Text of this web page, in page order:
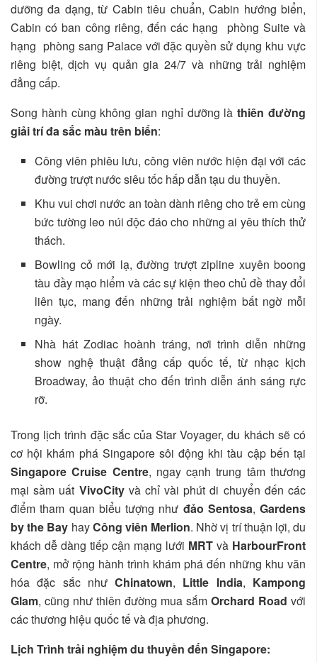
dưỡng đa dạng, từ Cabin tiêu chuẩn, Cabin hướng biển,
Cabin có ban công riêng, đến các hạng phòng Suite và
hạng phòng sang Palace với đặc quyền sử dụng khu vực
riêng biệt, dịch vụ quản gia 24/7 và những trải nghiệm
đẳng cấp.
Song hành cùng không gian nghỉ dưỡng làthiên đường
giải trí đa sắc màu trên biển:
Công viên phiêu lưu, công viên nước hiện đại với các
đường trượt nước siêu tốc hấp dẫn tạu du thuyền.
Khu vui chơi nước an toàn dành riêng cho trẻ em cùng
bức tường leo núi độc đáo cho những ai yêu thích thử
thách.
Bowling cỏ mới lạ, đường trượt zipline xuyên boong
tàu đầy mạo hiểm và các sự kiện theo chủ đề thay đổi
liên tục, mang đến những trải nghiệm bất ngờ mỗi
ngày.
Nhà hát Zodiac hoành tráng, nơi trình diễn những
show nghệ thuật đẳng cấp quốc tế, từ nhạc kịch
Broadway, ảo thuật cho đến trình diễn ánh sáng rực
rỡ.
Trong lịch trình đặc sắc của Star Voyager, du khách sẽ có
cơ hội khám phá Singapore sôi động khi tàu cập bến tại
Singapore Cruise Centre, ngay cạnh trung tâm thương
mại sầm uất VivoCityvà chỉ vài phút di chuyển đến các
điểm tham quan biểu tượng như đảo Sentosa, Gardens
by the Bay hayCông viên Merlion. Nhờ vị trí thuận lợi, du
khách dễ dàng tiếp cận mạng lưới MRT và HarbourFront
Centre, mở rộng hành trình khám phá đến những khu văn
hóa đặc sắc nhưChinatown, Little India, Kampong
Glam, cũng như thiên đường mua sắm Orchard Road với
các thương hiệu quốc tế và địa phương.
Lịch Trình trải nghiệm du thuyền đến Singapore: